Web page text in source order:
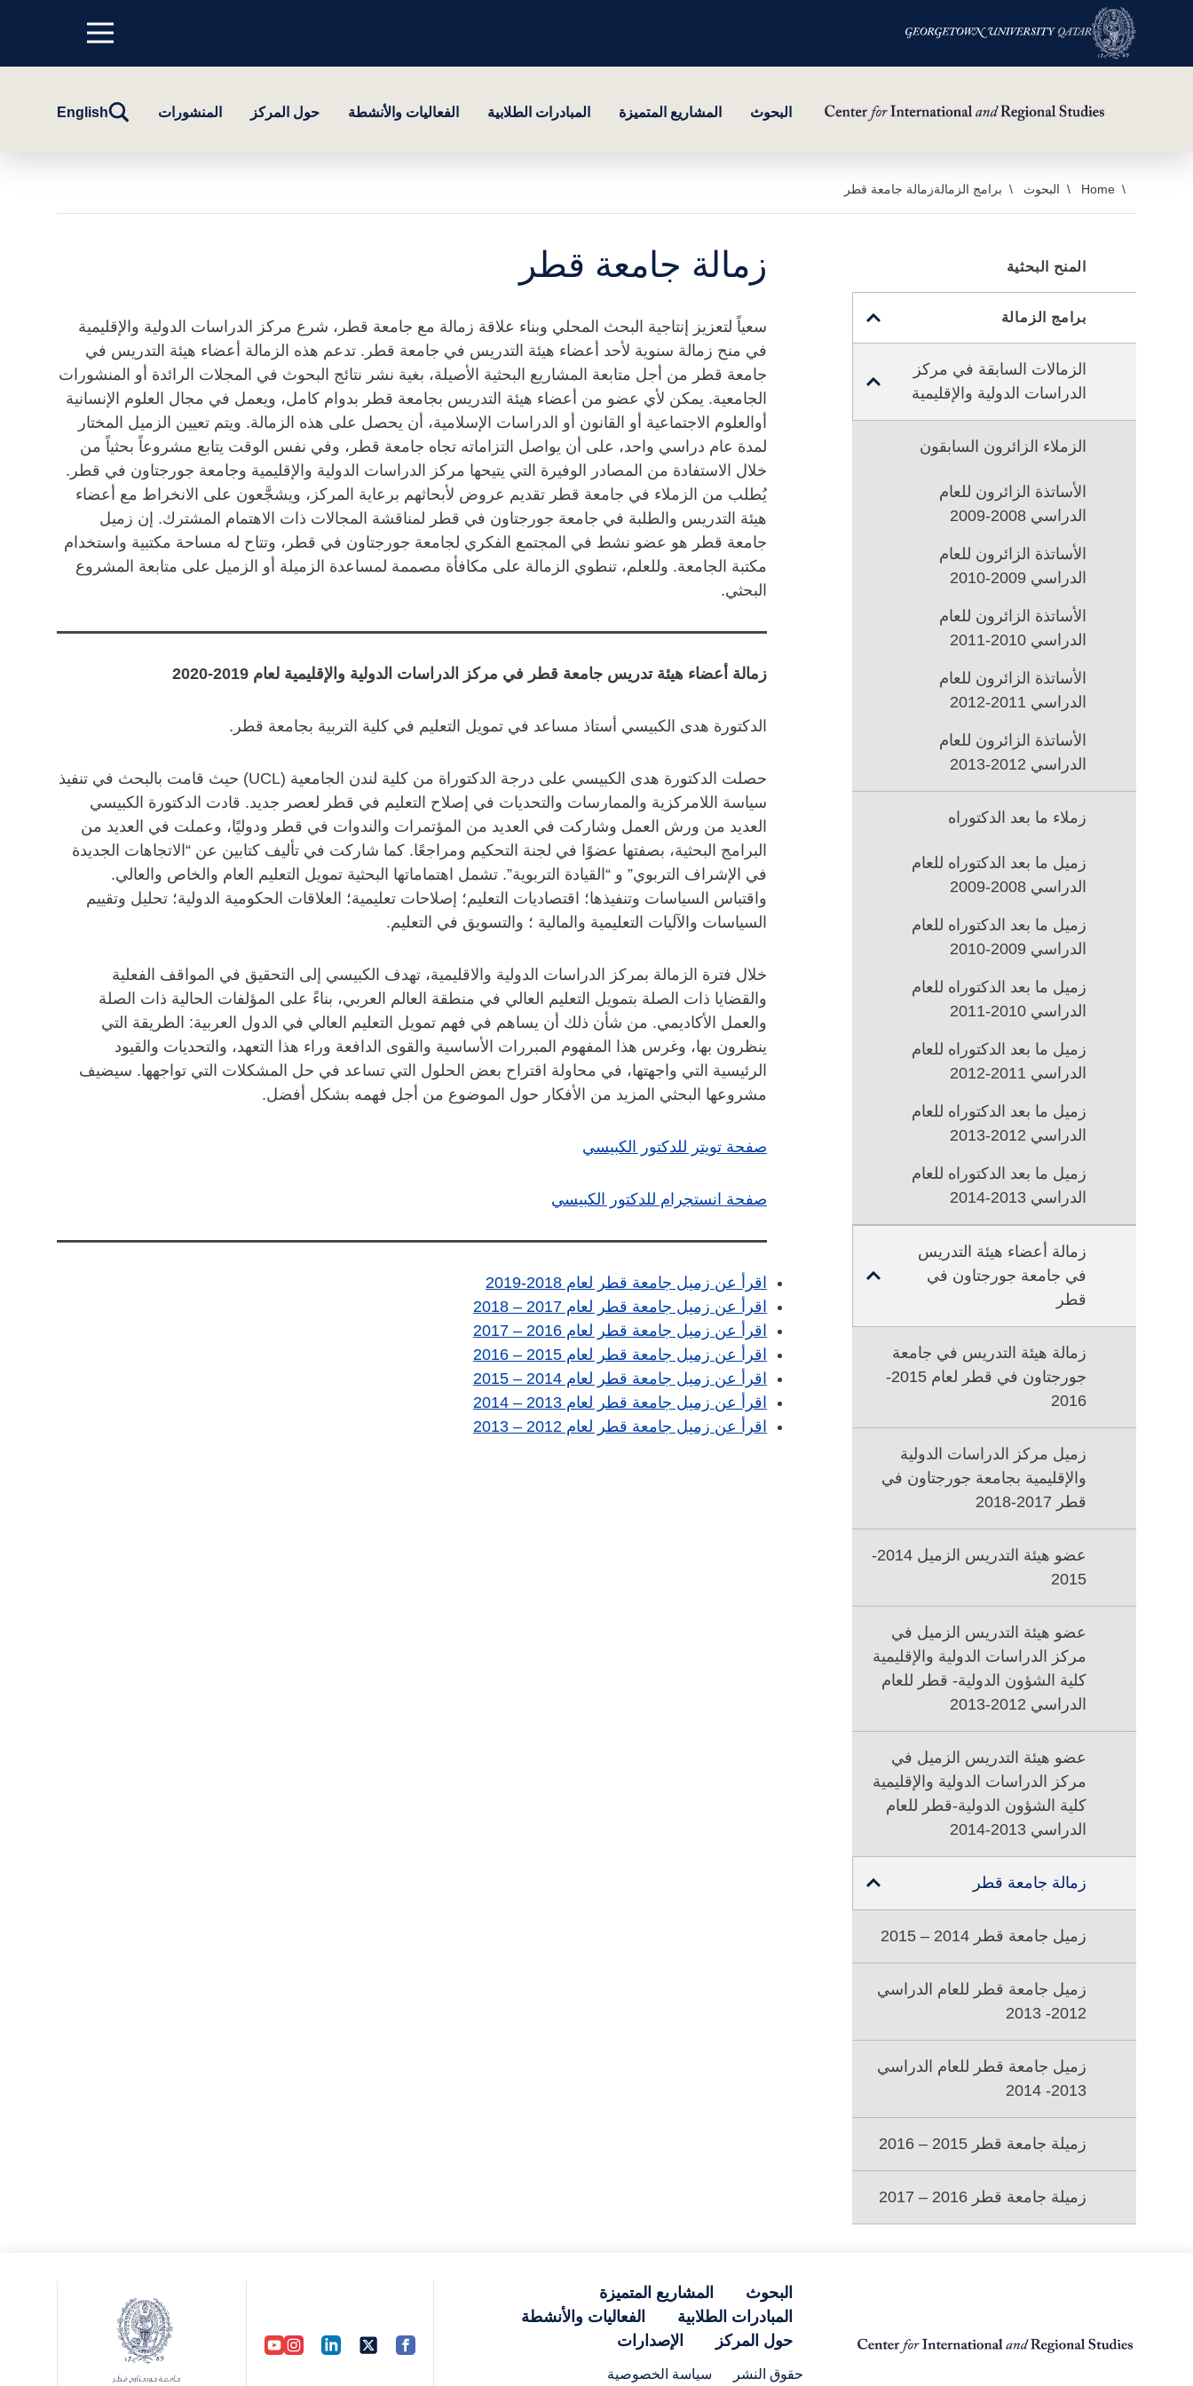
Menu
top
البحوث المشاريع المتميزة المبادرات الطلابية الفعاليات والأنشطة حول المركز المنشورات
تبديلEnglish
Home البحوث برامج الزمالةزمالة جامعة قطر
المنح البحثية
برامج الزمالة
TOGGLE
FOR
الزمالة
الزمالات السابقة في مركز
الدراسات الدولية والإقليمية
TOGGLE
MENU
الزملاء الزائرون السابقون
الأساتذة الزائرون للعام
الدراسي 2008-2009
الأساتذة الزائرون للعام
الدراسي 2009-2010
الأساتذة الزائرون للعام
الدراسي 2010-2011
الأساتذة الزائرون للعام
الدراسي 2011-2012
الأساتذة الزائرون للعام
الدراسي 2012-2013
زملاء ما بعد الدكتوراه
زميل ما بعد الدكتوراه للعام
الدراسي 2008-2009
زميل ما بعد الدكتوراه للعام
الدراسي 2009-2010
زميل ما بعد الدكتوراه للعام
الدراسي 2010-2011
زميل ما بعد الدكتوراه للعام
الدراسي 2011-2012
زميل ما بعد الدكتوراه للعام
الدراسي 2012-2013
زميل ما بعد الدكتوراه للعام
الدراسي 2013-2014
زمالة أعضاء هيئة التدريس
في جامعة جورجتاون في
قطر
TOGGLE
التدريس
قطر
زمالة هيئة التدريس في جامعة
جورجتاون في قطر لعام 2015-
2016
زميل مركز الدراسات الدولية
والإقليمية بجامعة جورجتاون في
قطر 2017-2018
عضو هيئة التدريس الزميل 2014-
2015
عضو هيئة التدريس الزميل في
مركز الدراسات الدولية والإقليمية
كلية الشؤون الدولية- قطر للعام
الدراسي 2012-2013
عضو هيئة التدريس الزميل في
مركز الدراسات الدولية والإقليمية
كلية الشؤون الدولية-قطر للعام
الدراسي 2013-2014
زمالة جامعة قطر
TOGGLE
زمالة
جامعة
زميل جامعة قطر 2014 – 2015
زميل جامعة قطر للعام الدراسي
2012- 2013
زميل جامعة قطر للعام الدراسي
2013- 2014
زميلة جامعة قطر 2015 – 2016
زميلة جامعة قطر 2016 – 2017
زمالة جامعة قطر
سعياً لتعزيز إنتاجية البحث المحلي وبناء علاقة زمالة مع جامعة قطر، شرع مركز الدراسات الدولية والإقليمية
في منح زمالة سنوية لأحد أعضاء هيئة التدريس في جامعة قطر. تدعم هذه الزمالة أعضاء هيئة التدريس في
جامعة قطر من أجل متابعة المشاريع البحثية الأصيلة، بغية نشر نتائج البحوث في المجلات الرائدة أو المنشورات
الجامعية. يمكن لأي عضو من أعضاء هيئة التدريس بجامعة قطر بدوام كامل، ويعمل في مجال العلوم الإنسانية
أوالعلوم الاجتماعية أو القانون أو الدراسات الإسلامية، أن يحصل على هذه الزمالة. ويتم تعيين الزميل المختار
لمدة عام دراسي واحد، على أن يواصل التزاماته تجاه جامعة قطر، وفي نفس الوقت يتابع مشروعاً بحثياً من
خلال الاستفادة من المصادر الوفيرة التي يتيحها مركز الدراسات الدولية والإقليمية وجامعة جورجتاون في قطر.
يُطلب من الزملاء في جامعة قطر تقديم عروض لأبحاثهم برعاية المركز، ويشجَّعون على الانخراط مع أعضاء
هيئة التدريس والطلبة في جامعة جورجتاون في قطر لمناقشة المجالات ذات الاهتمام المشترك. إن زميل
جامعة قطر هو عضو نشط في المجتمع الفكري لجامعة جورجتاون في قطر، وتتاح له مساحة مكتبية واستخدام
مكتبة الجامعة. وللعلم، تنطوي الزمالة على مكافأة مصممة لمساعدة الزميلة أو الزميل على متابعة المشروع
البحثي.
زمالة أعضاء هيئة تدريس جامعة قطر في مركز الدراسات الدولية والإقليمية لعام 2019-2020
الدكتورة هدى الكبيسي أستاذ مساعد في تمويل التعليم في كلية التربية بجامعة قطر.
حصلت الدكتورة هدى الكبيسي على درجة الدكتوراة من كلية لندن الجامعية (UCL) حيث قامت بالبحث في تنفيذ
سياسة اللامركزية والممارسات والتحديات في إصلاح التعليم في قطر لعصر جديد. قادت الدكتورة الكبيسي
العديد من ورش العمل وشاركت في العديد من المؤتمرات والندوات في قطر ودوليًا، وعملت في العديد من
البرامج البحثية، بصفتها عضوًا في لجنة التحكيم ومراجعًا. كما شاركت في تأليف كتابين عن “الاتجاهات الجديدة
في الإشراف التربوي” و “القيادة التربوية”. تشمل اهتماماتها البحثية تمويل التعليم العام والخاص والعالي.
واقتباس السياسات وتنفيذها؛ اقتصاديات التعليم؛ إصلاحات تعليمية؛ العلاقات الحكومية الدولية؛ تحليل وتقييم
السياسات والآليات التعليمية والمالية ؛ والتسويق في التعليم.
خلال فترة الزمالة بمركز الدراسات الدولية والاقليمية، تهدف الكبيسي إلى التحقيق في المواقف الفعلية
والقضايا ذات الصلة بتمويل التعليم العالي في منطقة العالم العربي، بناءً على المؤلفات الحالية ذات الصلة
والعمل الأكاديمي. من شأن ذلك أن يساهم في فهم تمويل التعليم العالي في الدول العربية: الطريقة التي
ينظرون بها، وغرس هذا المفهوم المبررات الأساسية والقوى الدافعة وراء هذا التعهد، والتحديات والقيود
الرئيسية التي واجهتها، في محاولة اقتراح بعض الحلول التي تساعد في حل المشكلات التي تواجهها. سيضيف
مشروعها البحثي المزيد من الأفكار حول الموضوع من أجل فهمه بشكل أفضل.
صفحة تويتر للدكتور الكبيسي
صفحة انستجرام للدكتور الكبيسي
اقرأ عن زميل جامعة قطر لعام 2018-2019
اقرأ عن زميل جامعة قطر لعام 2017 – 2018
اقرأ عن زميل جامعة قطر لعام 2016 – 2017
اقرأ عن زميل جامعة قطر لعام 2015 – 2016
اقرأ عن زميل جامعة قطر لعام 2014 – 2015
اقرأ عن زميل جامعة قطر لعام 2013 – 2014
اقرأ عن زميل جامعة قطر لعام 2012 – 2013
البحوث
المشاريع المتميزة
المبادرات الطلابية
الفعاليات والأنشطة
حول المركز
الإصدارات
حقوق النشر سياسة الخصوصية